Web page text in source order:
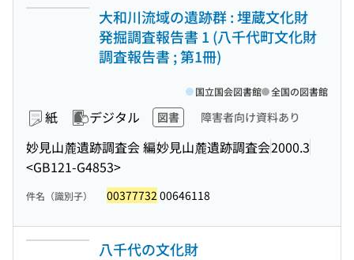
大和川流域の遺跡群 : 埋蔵文化財
発掘調査報告書 1 (八千代町文化財
調査報告書 ; 第1冊)
紙 デジタル 図書 障害者向け資料あり
妙見山麓遺跡調査会 編妙見山麓遺跡調査会2000.3
<GB121-G4853>
国立国会図書館 全国の図書館
件名（識別子） 00377732 00646118
八千代の文化財